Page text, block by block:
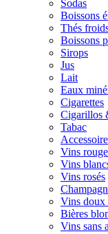
Sodas
Boissons
Thés
Boissons
Sirops
Jus
Lait
Eaux
Cigarettes
Cigarillos
Tabac
Vins
Vins
Vins rosés
Vins doux
Bières
Vins sans